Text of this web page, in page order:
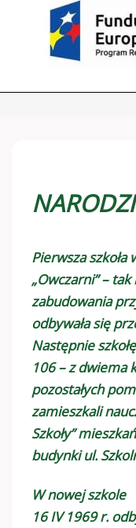
Pierwsza szkoła
„Owczarni” –
zabudowania
odbywała się
Następnie
106 – z dwiema
pozostałych
zamieszkali
Szkoły”
budynki ul.
W nowej szkole
16 IV 1969 r.